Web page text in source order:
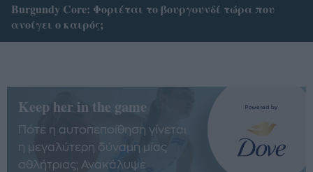
Burgundy Core: Φοριέται το βουργουνδί τώρα που
ανοίγει ο καιρός;
Keep her in the game
Πότε η αυτοπεποίθηση γίνεται
η μεγαλύτερη δύναμη μίας
αθλήτριας; Ανακάλυψε